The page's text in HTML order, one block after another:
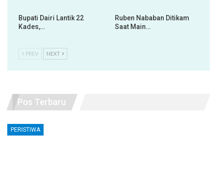
Bupati Dairi Lantik 22
Kades,…
Ruben Nababan Ditikam
Saat Main…
PREV NEXT
Pos Terbaru
PERISTIWA